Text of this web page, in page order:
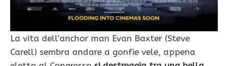
La vita dell’anchor man Evan Baxter (Steve
Carell) sembra andare a gonfie vele, appena